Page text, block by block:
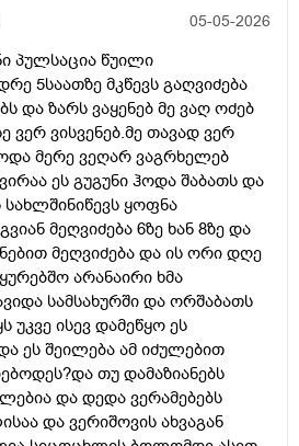
05-05-2026
პულსაცია წუილი
5საათზე მკწევს გაღვიძება
და ზარს ვაყენებ მე ვაღ ოძებ
ვერ ვისვენებ.მე თავად ვერ
მერე ვეღარ ვაგრხელებ
ეს გუგუნი ჰოდა შაბათს და
ყოფნა
მეღვიძება 6ზე ხან 8ზე და
მეღვიძება და ის ორი დღე
არანაირი ხმა
სამსახურში და ორშაბათს
უკვე ისევ დამეწყო ეს
ეს შეილება ამ იძულებით
თუ დამაზიანებს
და დედა ვერამებებს
და ვერიშოვის ახვაგან